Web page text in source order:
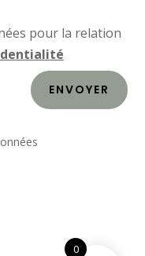
pour la relation
ENVOYER
0